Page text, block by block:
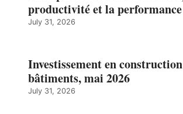
productivité et la performance
July 31, 2026
Investissement en
bâtiments, mai 2026
July 31, 2026